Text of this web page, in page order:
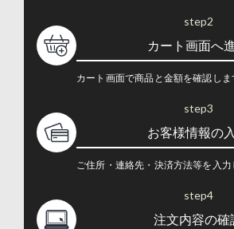
step2
カート画面へ
カート画面で商品と金額を確認しま
step3
お客様情報の
ご住所・連絡先・決済方法等を入力
step4
注文内容の確